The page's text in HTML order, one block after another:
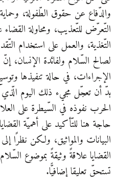
والدّفاع عن حقوق الطّفولة،
التّعرّض للتّعذيب، ومحاولة القضاء
التّغذية، والعمل على استخدام
لصالح السّلام ولفائدة الإنسان،
الإجراءات، في حالة تنفيذها
بدّ أن تعجّل مجيء ذلك اليوم
الحرب نفوذه في السّيطرة على
حاجة هنا للتّأكيد على أهميّة
البيانات والمواثيق، ولكن نظرًا
القضايا علاقةً وثيقةً بموضوع السّلام
تستحقّ تعليقا إضافيًّا.